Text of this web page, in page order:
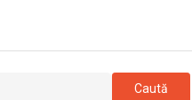
Caută